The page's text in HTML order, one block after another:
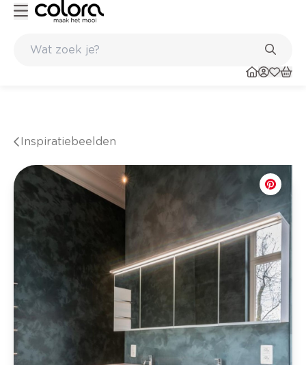
Inspiratiebeelden